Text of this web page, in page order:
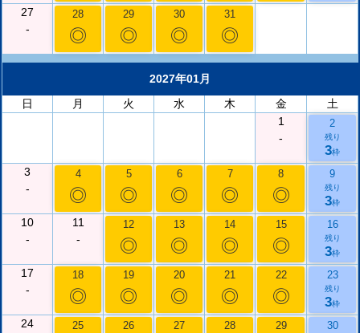
27
-
28
◎
29
◎
30
◎
31
◎
2027年01月
日
月 火 水 木 金
土
1
-
2
残り
3枠
3
-
4
◎
5
◎
6
◎
7
◎
8
◎
9
残り
3枠
10
-
11
-
12
◎
13
◎
14
◎
15
◎
16
残り
3枠
17
-
18
◎
19
◎
20
◎
21
◎
22
◎
23
残り
3枠
24
25 26 27 28 29 30